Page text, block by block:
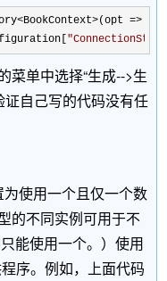
=>
"
菜单中选择“生成-->生
证自己写的代码没有任
使用一个且仅一个数
的不同实例可用于不
能使用一个。）使用
序。例如，上面代码